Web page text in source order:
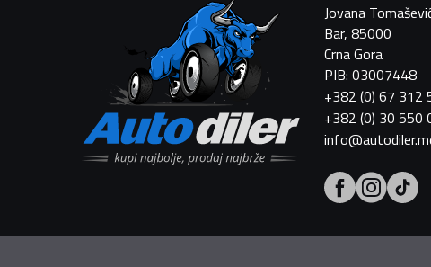
Jovana
Bar, 85000
Crna Gora
PIB: 03007448
+382 (0) 67 312
+382 (0) 30 550